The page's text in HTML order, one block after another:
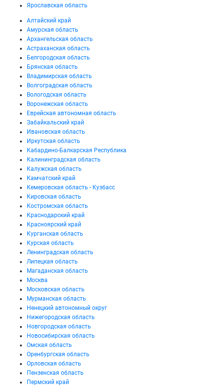
Ярославская область
Алтайский край
Амурская область
Архангельская область
Астраханская область
Белгородская область
Брянская область
Владимирская область
Волгоградская область
Вологодская область
Воронежская область
Еврейская автономная область
Забайкальский край
Ивановская область
Иркутская область
Кабардино-Балкарская Республика
Калининградская область
Калужская область
Камчатский край
Кемеровская область - Кузбасс
Кировская область
Костромская область
Краснодарский край
Красноярский край
Курганская область
Курская область
Ленинградская область
Липецкая область
Магаданская область
Москва
Московская область
Мурманская область
Ненецкий автономный округ
Нижегородская область
Новгородская область
Новосибирская область
Омская область
Оренбургская область
Орловская область
Пензенская область
Пермский край